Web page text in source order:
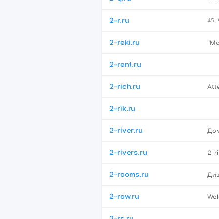
2-r.ru
2-reki.ru
2-rent.ru
2-rich.ru
2-rik.ru
2-river.ru
2-rivers.ru 2-
2-rooms.ru
2-row.ru